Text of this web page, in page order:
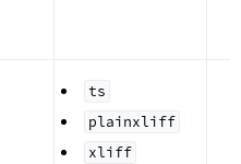
ts
plainxliff
xliff